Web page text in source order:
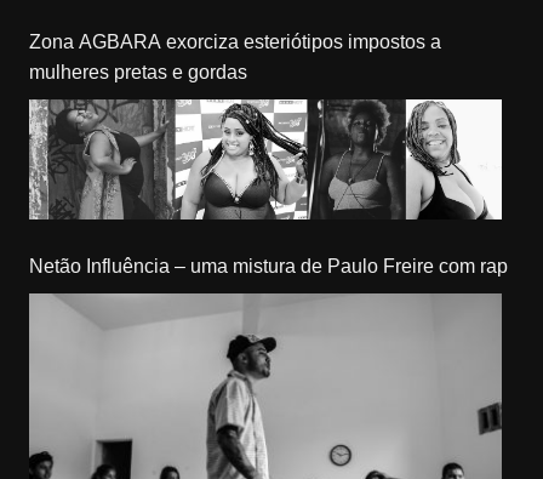
Zona AGBARA exorciza esteriótipos impostos a
mulheres pretas e gordas
Netão Influência – uma mistura de Paulo Freire com rap